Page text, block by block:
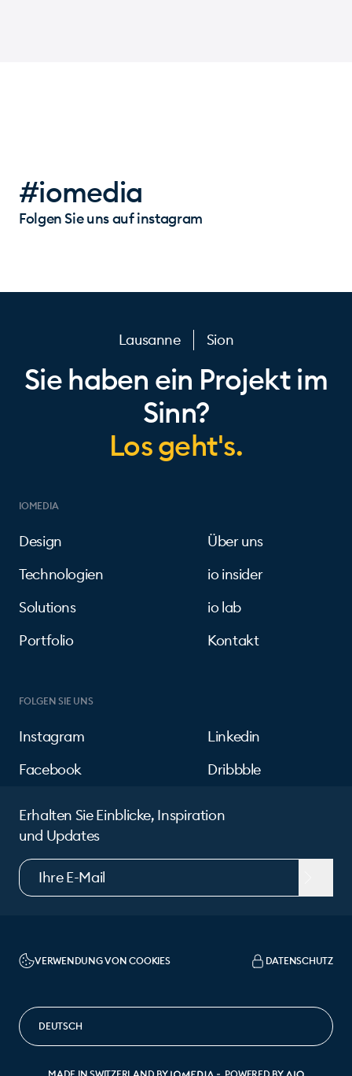
#iomedia
Folgen Sie uns auf instagram
Lausanne Sion
Sie haben ein Projekt im
Sinn?
Los geht's.
IOMEDIA
Design
Technologien
Solutions
Portfolio
Über uns
io insider
io lab
Kontakt
FOLGEN SIE UNS
Instagram
Facebook
Linkedin
Dribbble
Erhalten Sie Einblicke, Inspiration
und Updates
VERWENDUNG VON COOKIES DATENSCHUTZ
SPRACHE ÄNDERN